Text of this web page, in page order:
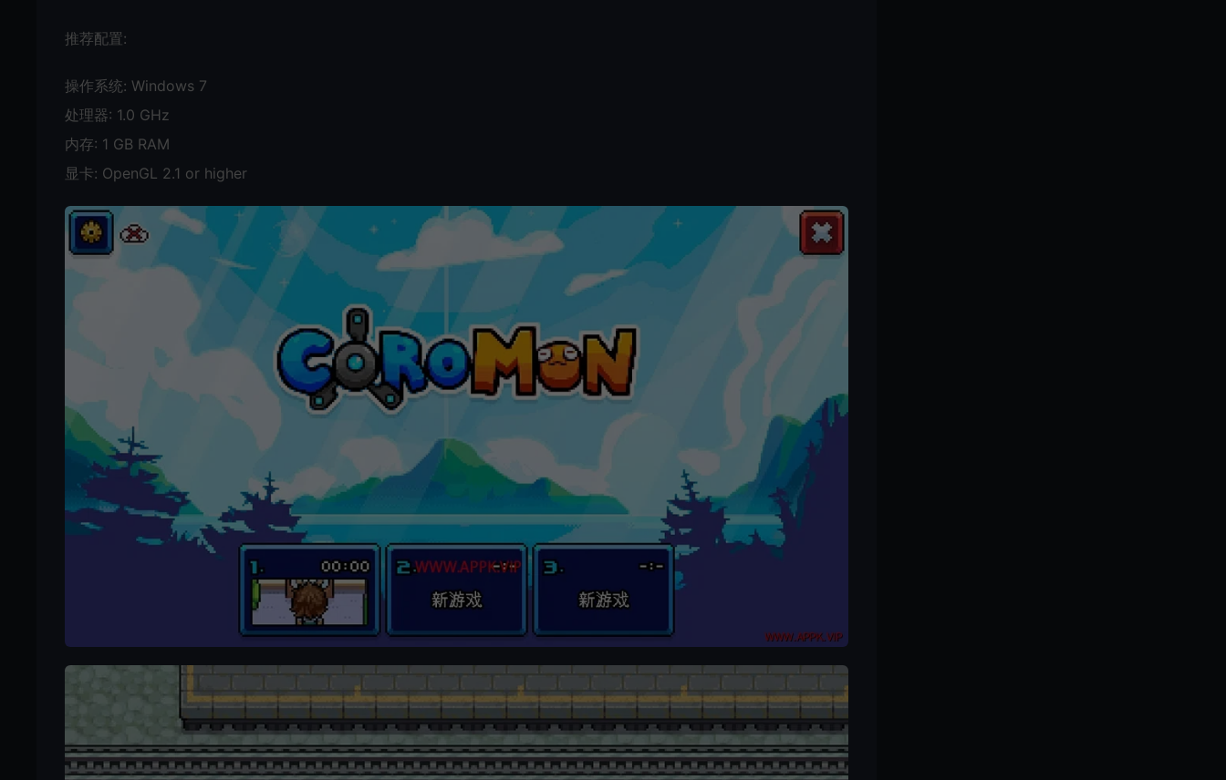
推荐配置:
操作系统: Windows 7
处理器: 1.0 GHz
内存: 1 GB RAM
显卡: OpenGL 2.1 or higher